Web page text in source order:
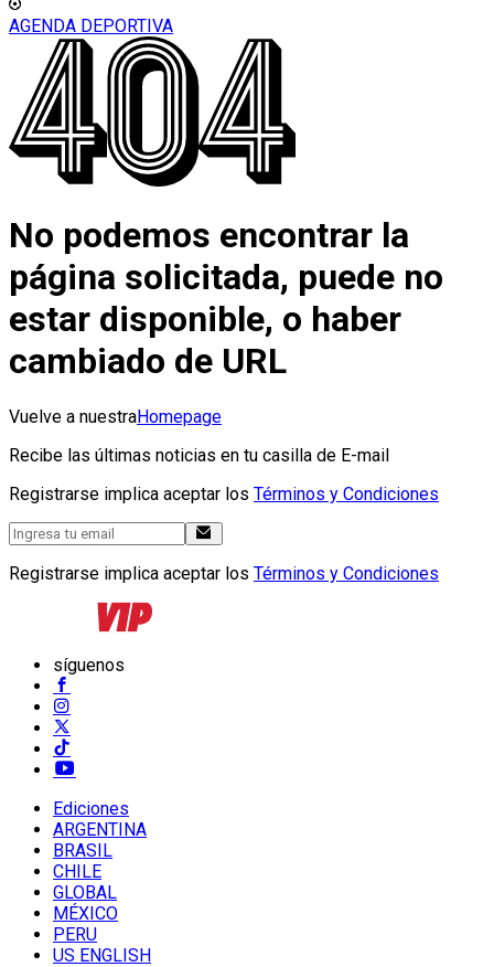
AGENDA DEPORTIVA
No podemos encontrar la
página solicitada, puede no
estar disponible, o haber
cambiado de URL
Vuelve a nuestraHomepage
Recibe las últimas noticias en tu casilla de E-mail
Registrarse implica aceptar los Términos y Condiciones
Registrarse implica aceptar los Términos y Condiciones
síguenos
Ediciones
ARGENTINA
BRASIL
CHILE
GLOBAL
MÉXICO
PERU
US ENGLISH